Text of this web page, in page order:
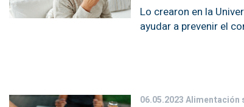
Lo crearon en la
ayudar a prevenir el
06.05.2023Alimentación